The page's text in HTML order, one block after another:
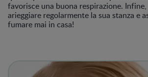
favorisce una buona respirazione.
arieggiare regolarmente la sua stanza e
fumare mai in casa!